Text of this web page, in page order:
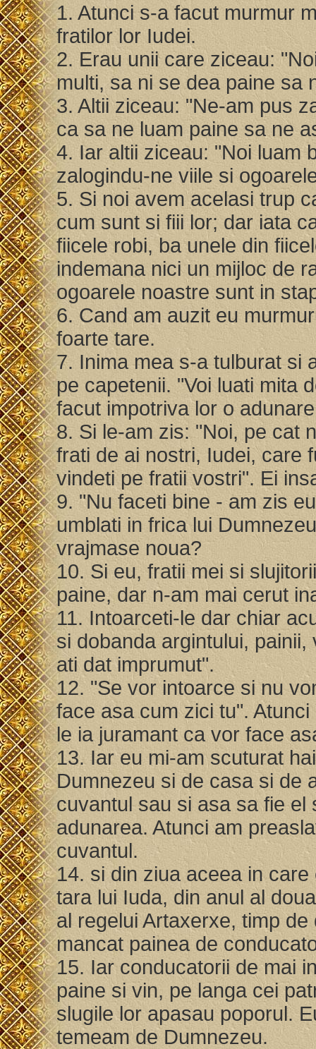
1. Atunci s-a facut murmur
fratilor lor Iudei.
2. Erau unii care ziceau:
multi, sa ni se dea paine sa
3. Altii ziceau: "Ne-am pus
ca sa ne luam paine sa ne
4. Iar altii ziceau: "Noi luam
zalogindu-ne viile si
5. Si noi avem acelasi trup
cum sunt si fiii lor; dar iata
fiicele robi, ba unele din
indemana nici un mijloc de
ogoarele noastre sunt in
6. Cand am auzit eu
foarte tare.
7. Inima mea s-a tulburat si
pe capetenii. "Voi luati mita
facut impotriva lor o
8. Si le-am zis: "Noi, pe cat
frati de ai nostri, Iudei, care
vindeti pe fratii vostri". Ei
9. "Nu faceti bine - am zis
umblati in frica lui
vrajmase noua?
10. Si eu, fratii mei si
paine, dar n-am mai cerut
11. Intoarceti-le dar chiar
si dobanda argintului,
ati dat imprumut".
12. "Se vor intoarce si nu
face asa cum zici tu".
le ia juramant ca vor face
13. Iar eu mi-am scuturat
Dumnezeu si de casa si de
cuvantul sau si asa sa fie el
adunarea. Atunci am
cuvantul.
14. si din ziua aceea in
tara lui Iuda, din anul al
al regelui Artaxerxe, timp
mancat painea de
15. Iar conducatorii de mai
paine si vin, pe langa cei
slugile lor apasau poporul.
temeam de Dumnezeu.